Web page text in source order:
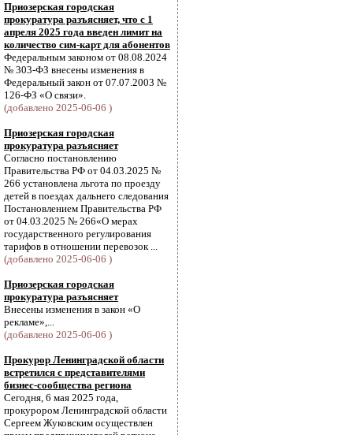
Приозерская городская
прокуратура разъясняет, что с 1
апреля 2025 года введен лимит на
количество сим-карт для абонентов
Федеральным законом от 08.08.2024
№ 303-ФЗ внесены изменения в
Федеральный закон от 07.07.2003 №
126-ФЗ «О связи».
(добавлено 2025-06-06 )
Приозерская городская
прокуратура разъясняет
Согласно постановлению
Правительства РФ от 04.03.2025 №
266 установлена льгота по проезду
детей в поездах дальнего следования
Постановлением Правительства РФ
от 04.03.2025 № 266«О мерах
государственного регулирования
тарифов в отношении перевозок ...
(добавлено 2025-06-06 )
Приозерская городская
прокуратура разъясняет
Внесены изменения в закон «О
рекламе»,...
(добавлено 2025-06-06 )
Прокурор Ленинградской области
встретился с представителями
бизнес-сообщества региона
Сегодня, 6 мая 2025 года,
прокурором Ленинградской области
Сергеем Жуковским осуществлен